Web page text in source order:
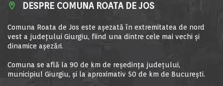
DESPRE COMUNA ROATA DE JOS
Comuna Roata de Jos este aşezată în extremitatea de nord
vest a judeţului Giurgiu, fiind una dintre cele mai vechi şi
dinamice aşezări.
Comuna se află la 90 de km de reşedinţa judeţului,
municipiul Giurgiu, şi la aproximativ 50 de km de Bucureşti.